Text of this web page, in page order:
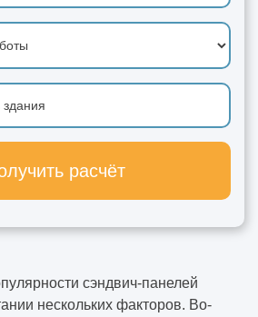
расчёт
сэндвич-панелей
нескольких факторов. Во-